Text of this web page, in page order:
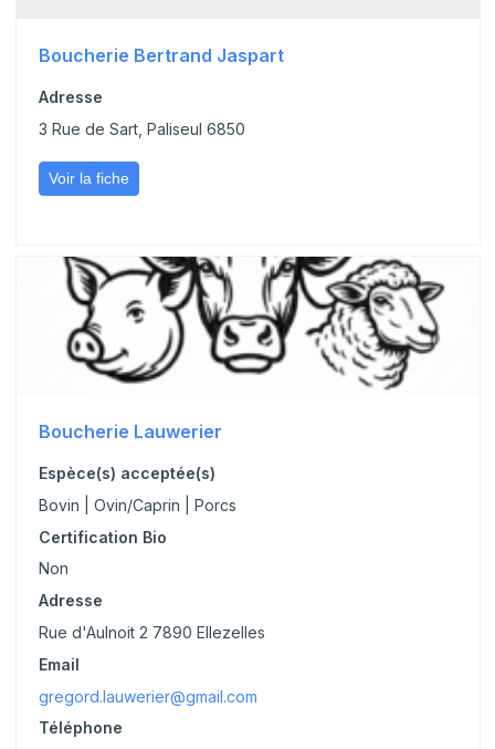
Boucherie Bertrand Jaspart
Adresse
3 Rue de Sart, Paliseul 6850
Voir la fiche
Boucherie Lauwerier
Espèce(s) acceptée(s)
Bovin | Ovin/Caprin | Porcs
Certification Bio
Non
Adresse
Rue d'Aulnoit 2 7890 Ellezelles
Email
gregord.lauwerier@gmail.com
Téléphone